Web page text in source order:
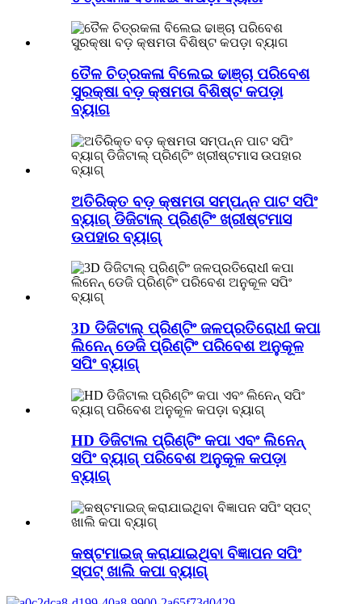
ତୈଳ ଚିତ୍ରକଳା ବିଲେଇ ଢାଞ୍ଚା ପରିବେଶ
ସୁରକ୍ଷା ବଡ଼ କ୍ଷମତା ବିଶିଷ୍ଟ କପଡ଼ା
ବ୍ୟାଗ
ଅତିରିକ୍ତ ବଡ଼ କ୍ଷମତା ସମ୍ପନ୍ନ ପାଟ ସପିଂ
ବ୍ୟାଗ୍ ଡିଜିଟାଲ୍ ପ୍ରିଣ୍ଟିଂ ଖ୍ରୀଷ୍ଟମାସ
ଉପହାର ବ୍ୟାଗ୍
3D ଡିଜିଟାଲ୍ ପ୍ରିଣ୍ଟିଂ ଜଳପ୍ରତିରୋଧୀ କପା
ଲିନେନ୍ ଡେଜି ପ୍ରିଣ୍ଟିଂ ପରିବେଶ ଅନୁକୂଳ
ସପିଂ ବ୍ୟାଗ୍
HD ଡିଜିଟାଲ ପ୍ରିଣ୍ଟିଂ କପା ଏବଂ ଲିନେନ୍
ସପିଂ ବ୍ୟାଗ୍ ପରିବେଶ ଅନୁକୂଳ କପଡ଼ା
ବ୍ୟାଗ୍
କଷ୍ଟମାଇଜ୍ କରାଯାଇଥିବା ବିଜ୍ଞାପନ ସପିଂ
ସ୍ପଟ୍ ଖାଲି କପା ବ୍ୟାଗ୍